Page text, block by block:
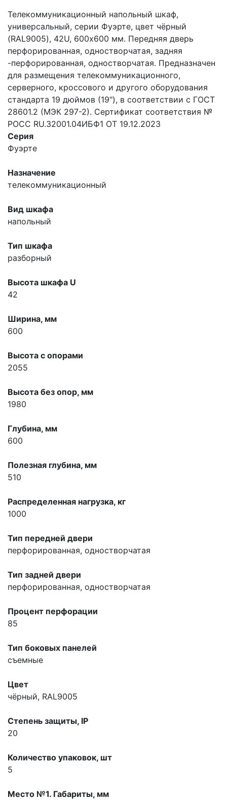
Телекоммуникационный напольный шкаф,
универсальный, серии Фуэрте, цвет чёрный
(RAL9005), 42U, 600х600 мм. Передняя дверь
перфорированная, одностворчатая, задняя
-перфорированная, одностворчатая. Предназначен
для размещения телекоммуникационного,
серверного, кроссового и другого оборудования
стандарта 19 дюймов (19"), в соответствии с ГОСТ
28601.2 (МЭК 297-2). Сертификат соответствия №
РОСС RU.32001.04ИБФ1 ОТ 19.12.2023
Серия
Фуэрте
Назначение
телекоммуникационный
Вид шкафа
напольный
Тип шкафа
разборный
Высота шкафа U
42
Ширина, мм
600
Высота с опорами
2055
Высота без опор, мм
1980
Глубина, мм
600
Полезная глубина, мм
510
Распределенная нагрузка, кг
1000
Тип передней двери
перфорированная, одностворчатая
Тип задней двери
перфорированная, одностворчатая
Процент перфорации
85
Тип боковых панелей
съемные
Цвет
чёрный, RAL9005
Степень защиты, IP
20
Количество упаковок, шт
5
Место №1. Габариты, мм